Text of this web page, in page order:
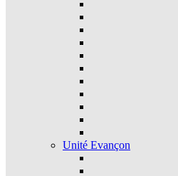
Unité Evançon